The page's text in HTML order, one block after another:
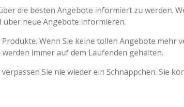
die besten Angebote informiert zu werden.
über neue Angebote informieren.
Wenn Sie keine tollen Angebote mehr
immer auf dem Laufenden gehalten.
Sie nie wieder ein Schnäppchen. Sie